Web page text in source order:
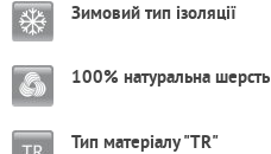
Зимовий тип ізоляції
100% натуральна шерсть
Тип матеріалу "TR"